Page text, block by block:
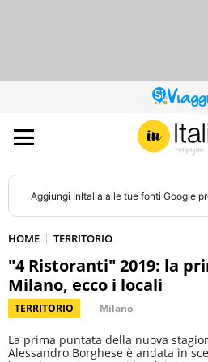
SITO
DI
Aggiungi InItalia alle tue fonti Google
HOME TERRITORIO
"4 Ristoranti" 2019: la
Milano, ecco i locali
TERRITORIO Milano
La prima puntata della nuova
Alessandro Borghese è andata in